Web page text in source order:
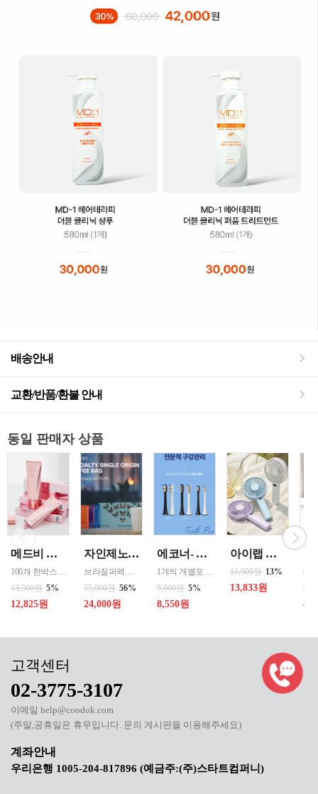
배송안내
교환/반품/환불 안내
동일 판매자 상품
메드비 원더핏 비비 13호 50ml
13,500원 5%
12,825원
자인제노 3종 21입 싱글 로스팅 커피백 13ml 고용량 1케이스 단위 판매
55,000원 56%
24,000원
에코너- MS2 티스프로 음파 전동칫솔모 1입 단품 *3개 / 색상선택 화이트 블랙 선택
9,000원 5%
8,550원
아이랩 클래식 LED 팬 2026년신형 3단계바람조절 LED 무선 테이블가능
15,900원 13%
13,833원
02-3775-3107
이메일 help@coodok.com
(주말,공휴일은 휴무입니다. 문의 게시판을 이용해주세요)
우리은행 1005-204-817896 (예금주:(주)스타트컴퍼니)